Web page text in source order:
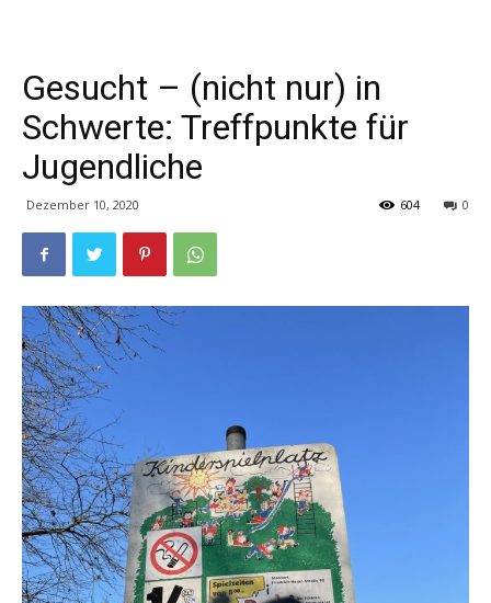
Gesucht – (nicht nur) in
Schwerte: Treffpunkte für
Jugendliche
Dezember 10, 2020 0
604